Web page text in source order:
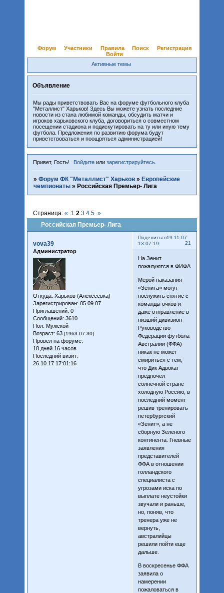
Форум Участники Правила Поиск
Регистрация
Войти
Активные темы
Объявление
Мы рады приветствовать Вас на форуме футбольного клуба
"Металлист" Харьков! Здесь Вы можете узнать последние
новости из стана любимой команды, обсудить матчи и
игроков харьковского клуба, договориться о совместном
посещении стадиона и подискутировать на ту или иную тему
футбола. Предложения по развитию форума будут
приветствоваться и поощряться администрацией!
Привет, Гость! Войдите илизарегистрируйтесь
» Форум ФК "Металлист" Харьков » Европейские
чемпионаты » Российская Премьер- Лига
Российская Премьер- Лига
Страница: « 1 2 3 4 5 »
Поделиться
21
19.11.07
13:07:19
vova39
Администратор
Откуда: Харьков (Алексеевка)
Зарегистрирован: 05.09.07
Приглашений: 0
Сообщений: 3610
Пол: Мужской
Возраст: 63 [1963-07-30]
Провел на форуме:
18 дней 16 часов
Последний визит:
26.10.17 17:01:16
На Зенит
пожалуются в ФИФА
Мерой наказания
«Зенита» могут
послужить снятие с
команды очков и
даже отправление в
низший дивизион
Руководство
Федерации футбола
Австралии (ФФА)
никак не может
смириться с тем,
что Дик Адвокат
предпочел
солнечной стране
холодную Россию, в
последний момент
решив тренировать
петербургский
«Зенит», а не
сборную Зеленого
континента. Гневные
заявления
представителей
ФФА в отношении
голландского
специалиста с
угрозами иска по
выплате неустойки
звучали и раньше,
но, поняв, что
тренера уже не
вернуть,
австралийцы
решили пойти еще
дальше.
В воскресенье ФФА
заявила о
намерении
пожаловаться в